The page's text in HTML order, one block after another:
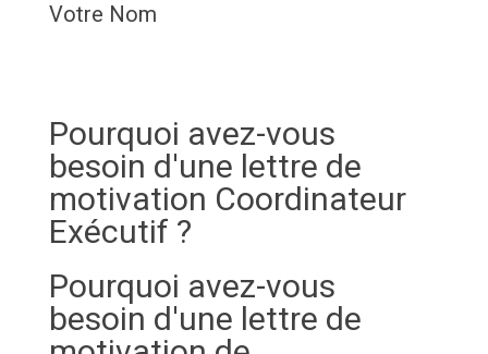
Votre Nom
Pourquoi avez-vous
besoin d'une lettre de
motivation Coordinateur
Exécutif ?
Pourquoi avez-vous
besoin d'une lettre de